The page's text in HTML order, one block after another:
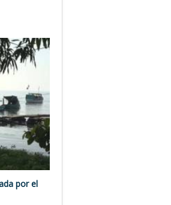
por el